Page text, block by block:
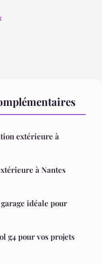
extérieure à
à Nantes
idéale pour
g4 pour vos projets